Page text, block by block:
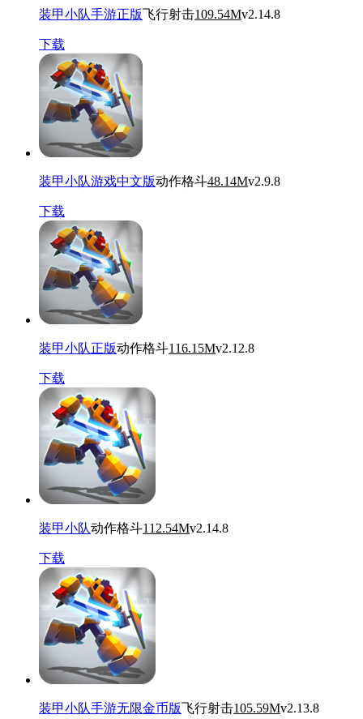
装甲小队手游正版飞行射击109.54Mv2.14.8
下载
装甲小队游戏中文版动作格斗48.14Mv2.9.8
下载
装甲小队正版动作格斗116.15Mv2.12.8
下载
装甲小队动作格斗112.54Mv2.14.8
下载
装甲小队手游无限金币版飞行射击105.59Mv2.13.8